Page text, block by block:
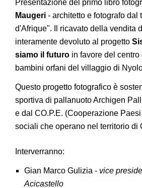
Presentazione del primo libro
Maugeri - architetto e fotografo dal
d'Afrique". Il ricavato della vendita
interamente devoluto al progetto
siamo il futuro in favore del
bambini orfani del villaggio di
Questo progetto fotografico è
sportiva di pallanuoto Archigen
e dal CO.P.E. (Cooperazione
sociali che operano nel territorio di
Interverranno:
Gian Marco Gulizia - vice
Acicastello